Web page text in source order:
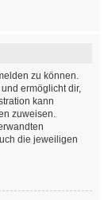
zu können.
ermöglicht dir,
kann
zuweisen.
die jeweiligen